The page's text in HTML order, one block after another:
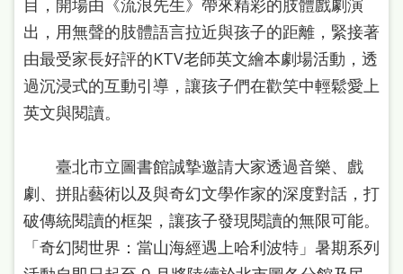
網
兒
童
版
見
問
答
出，用無聲的肢體語言拉近與孩子的距離，緊接著
由最受家長好評的KTV老師英文繪本劇場活動，透
過沉浸式的互動引導，讓孩子們在歡笑中輕鬆愛上
英文與閱讀。
臺北市立圖書館誠摯邀請大家透過音樂、戲
劇、拼貼藝術以及與奇幻文學作家的深度對話，打
破傳統閱讀的框架，讓孩子發現閱讀的無限可能。
「奇幻閱世界：當山海經遇上哈利波特」暑期系列